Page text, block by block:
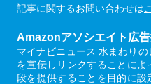
記事に関するお問い合わせは
Amazonアソシエイト広
マイナビニュース 水まわり
を宣伝しリンクすることに
段を提供することを目的に